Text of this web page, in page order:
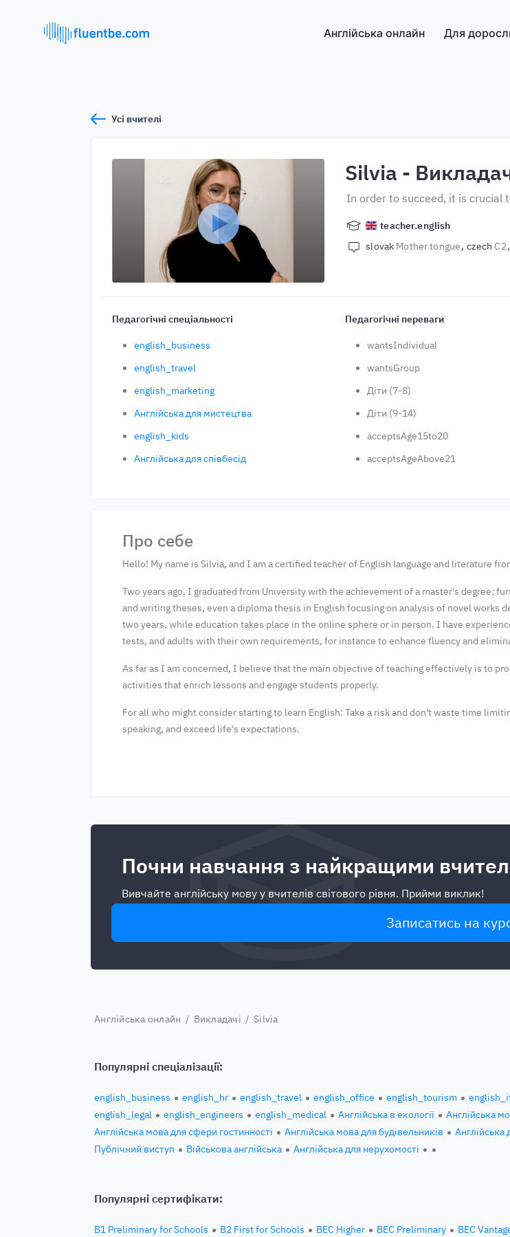
Англійська онлайн Для
Усі вчителі
Silvia -
In order to succeed, it is crucial
teacher.english
slovak Mother tongue czech C2
Педагогічні спеціальності
english_business
english_travel
english_marketing
Англійська для мистецтва
english_kids
Англійська для співбесід
Педагогічні переваги
wantsIndividual
wantsGroup
Діти (7-8)
Діти (9-14)
acceptsAge15to20
acceptsAgeAbove21
Про себе
Hello! My name is Silvia, and I am a certified teacher of English language and literature
Two years ago, I graduated from University with the achievement of a master's degree;
and writing theses, even a diploma thesis in English focusing on analysis of novel works
two years, while education takes place in the online sphere or in person. I have
tests, and adults with their own requirements, for instance to enhance fluency and
As far as I am concerned, I believe that the main objective of teaching effectively is to
activities that enrich lessons and engage students properly.
For all who might consider starting to learn English: Take a risk and don't waste time
speaking, and exceed life's expectations.
Почни навчання з найкращими
Вивчайте англійську мову у вчителів світового рівня. Прийми виклик!
Записатись на
Англійська онлайн / Викладачі / Silvia
Популярні спеціалізації:
english_business english_hr english_travel english_office english_tourism
english_legal
english_engineers english_medical Англійська в екології
Англійська
Англійська мова для сфери гостинності
Англійська мова для будівельників Англійська
Публічний виступ
Військова англійська Англійська для нерухомості
Популярні сертифікати:
B1 Preliminary for Schools B2 First for Schools BEC Higher BEC Preliminary BEC